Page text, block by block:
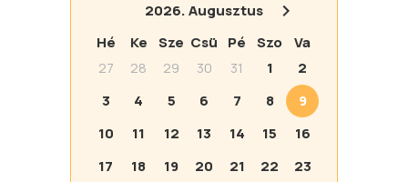
2026.Augusztus
Hé
Ke Sze Csü Pé Szo
Va
27
28 29 30 31 1
2
3
4 5 6 7 8
9
10
11 12 13 14 15
16
17
18 19 20 21 22 23